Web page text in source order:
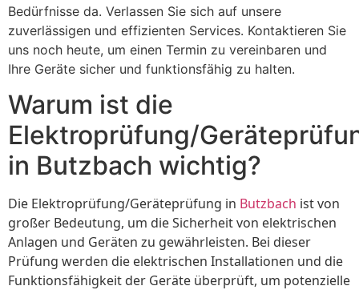
Bedürfnisse da. Verlassen Sie sich auf unsere
zuverlässigen und effizienten Services. Kontaktieren Sie
uns noch heute, um einen Termin zu vereinbaren und
Ihre Geräte sicher und funktionsfähig zu halten.
Warum ist die
Elektroprüfung/
in Butzbach wichtig?
Die Elektroprüfung/Geräteprüfung in Butzbach ist von
großer Bedeutung, um die Sicherheit von elektrischen
Anlagen und Geräten zu gewährleisten. Bei dieser
Prüfung werden die elektrischen Installationen und die
Funktionsfähigkeit der Geräte überprüft, um potenzielle